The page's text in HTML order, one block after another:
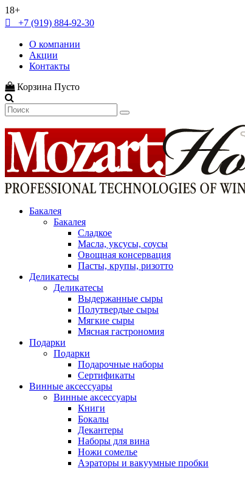
18+
+7 (919) 884-92-30
О компании
Акции
Контакты
Корзина Пусто
Бакалея
Бакалея
Сладкое
Масла, уксусы, соусы
Овощная консервация
Пасты, крупы, ризотто
Деликатесы
Деликатесы
Выдержанные сыры
Полутвердые сыры
Мягкие сыры
Мясная гастрономия
Подарки
Подарки
Подарочные наборы
Сертификаты
Винные аксессуары
Винные аксессуары
Книги
Бокалы
Декантеры
Наборы для вина
Ножи сомелье
Аэраторы и вакуумные пробки